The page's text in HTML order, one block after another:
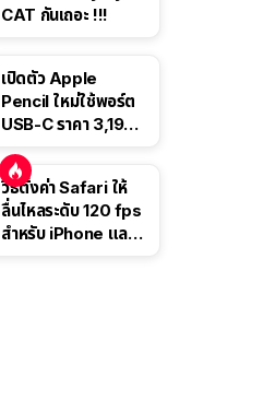
CAT กันเถอะ !!!
เปิดตัว Apple
Pencil ใหม่ใช้พอร์ต
USB-C ราคา 3,190
นี้
วิธีตั้งค่า Safari ให้
ลื่นไหลระดับ 120 fps
สำหรับ iPhone และ